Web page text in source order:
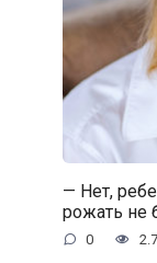
— Нет,
рожать не
0